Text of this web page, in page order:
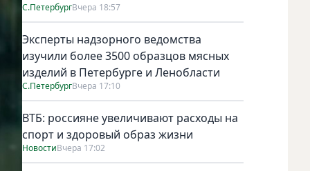
С.ПетербургВчера 18:57
Эксперты надзорного ведомства
изучили более 3500 образцов мясных
изделий в Петербурге и Ленобласти
С.ПетербургВчера 17:10
ВТБ: россияне увеличивают расходы на
спорт и здоровый образ жизни
НовостиВчера 17:02